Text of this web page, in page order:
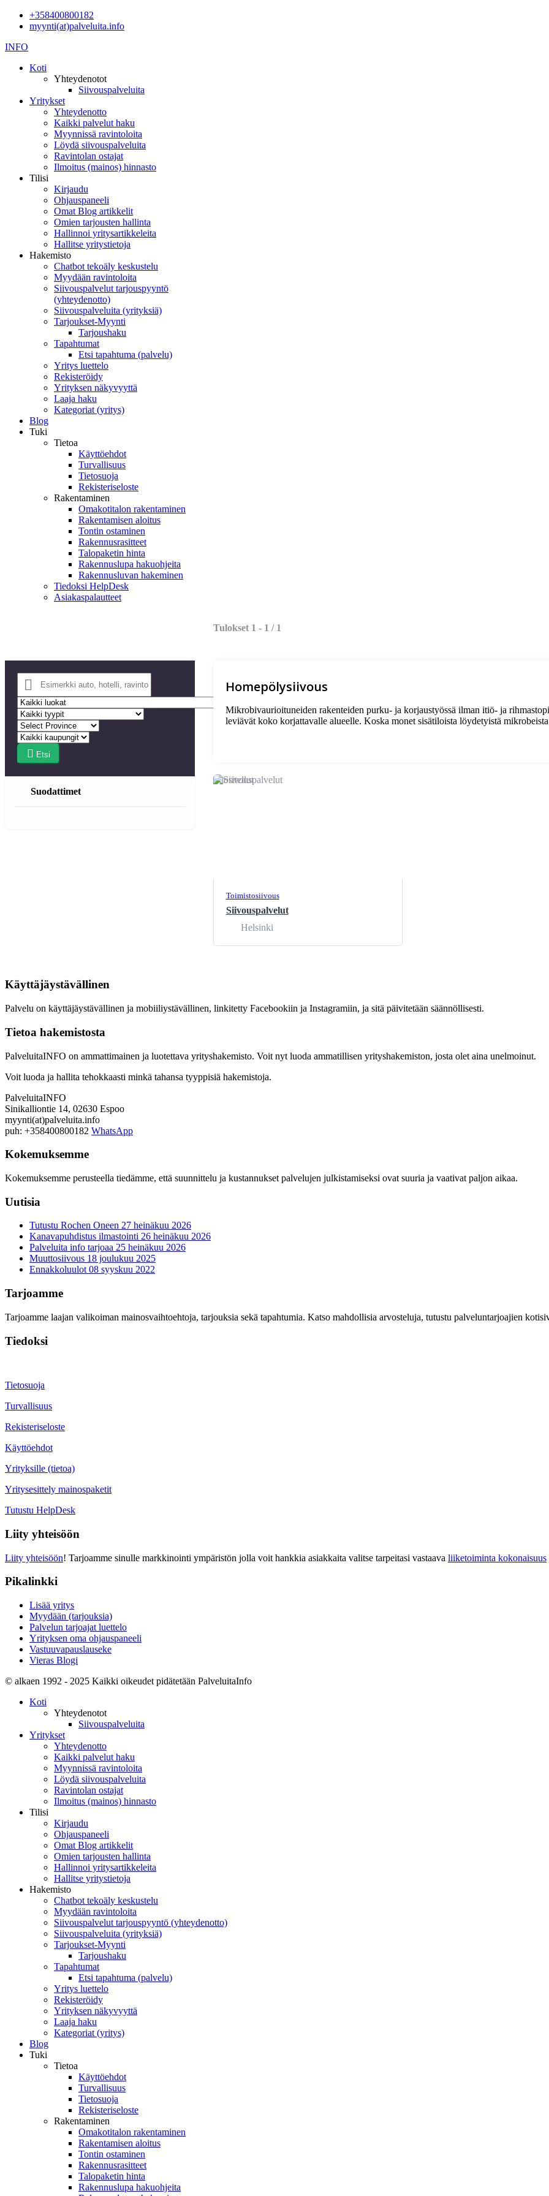
+358400800182
myynti(at)palveluita.info
INFO
Koti
Yhteydenotot
Siivouspalveluita
Yritykset
Yhteydenotto
Kaikki palvelut haku
Myynnissä ravintoloita
Löydä siivouspalveluita
Ravintolan ostajat
Ilmoitus (mainos) hinnasto
Tilisi
Kirjaudu
Ohjauspaneeli
Omat Blog artikkelit
Omien tarjousten hallinta
Hallinnoi yritysartikkeleita
Hallitse yritystietoja
Hakemisto
Chatbot tekoäly keskustelu
Myydään ravintoloita
Siivouspalvelut tarjouspyyntö
(yhteydenotto)
Siivouspalveluita (yrityksiä)
Tarjoukset-Myynti
Tarjoushaku
Tapahtumat
Etsi tapahtuma (palvelu)
Yritys luettelo
Rekisteröidy
Yrityksen näkyvyyttä
Laaja haku
Kategoriat (yritys)
Blog
Tuki
Tietoa
Käyttöehdot
Turvallisuus
Tietosuoja
Rekisteriseloste
Rakentaminen
Omakotitalon rakentaminen
Rakentamisen aloitus
Tontin ostaminen
Rakennusrasitteet
Talopaketin hinta
Rakennuslupa hakuohjeita
Rakennusluvan hakeminen
Tiedoksi HelpDesk
Asiakaspalautteet
Tulokset 1 - 1 / 1
Etsi
Suodattimet
Homepölysiivous
Mikrobivaurioituneiden rakenteiden purku- ja korjaustyössä ilman itiö- ja
leviävät koko korjattavalle alueelle. Koska monet sisätiloista löydetyistä
Suositellut
Toimistosiivous
Siivouspalvelut
Helsinki
Käyttäjäystävällinen
Palvelu on käyttäjäystävällinen ja mobiiliystävällinen, linkitetty Facebookiin ja Instagramiin, ja sitä päivitetään säännöllisesti.
Tietoa hakemistosta
PalveluitaINFO on ammattimainen ja luotettava yrityshakemisto. Voit nyt luoda ammatillisen yrityshakemiston, josta olet aina unelmoinut.
Voit luoda ja hallita tehokkaasti minkä tahansa tyyppisiä hakemistoja.
PalveluitaINFO
Sinikalliontie 14, 02630 Espoo
myynti(at)palveluita.info
puh: +358400800182 WhatsApp
Kokemuksemme
Kokemuksemme perusteella tiedämme, että suunnittelu ja kustannukset palvelujen julkistamiseksi ovat suuria ja vaativat paljon aikaa.
Uutisia
Tutustu Rochen Oneen 27 heinäkuu 2026
Kanavapuhdistus ilmastointi 26 heinäkuu 2026
Palveluita info tarjoaa 25 heinäkuu 2026
Muuttosiivous 18 joulukuu 2025
Ennakkoluulot08 syyskuu 2022
Tarjoamme
Tarjoamme laajan valikoiman mainosvaihtoehtoja, tarjouksia sekä tapahtumia. Katso mahdollisia arvosteluja, tutustu palveluntarjoajien
Tiedoksi
Tietosuoja
Turvallisuus
Rekisteriseloste
Käyttöehdot
Yrityksille (tietoa)
Yritysesittely mainospaketit
Tutustu HelpDesk
Liity yhteisöön
Liity yhteisöön! Tarjoamme sinulle markkinointi ympäristön jolla voit hankkia asiakkaita valitse tarpeitasi vastaava liiketoiminta kokonaisuus
Pikalinkki
Lisää yritys
Myydään (tarjouksia)
Palvelun tarjoajat luettelo
Yrityksen oma ohjauspaneeli
Vastuuvapauslauseke
Vieras Blogi
© alkaen 1992 - 2025 Kaikki oikeudet pidätetään PalveluitaInfo
Koti
Yhteydenotot
Siivouspalveluita
Yritykset
Yhteydenotto
Kaikki palvelut haku
Myynnissä ravintoloita
Löydä siivouspalveluita
Ravintolan ostajat
Ilmoitus (mainos) hinnasto
Tilisi
Kirjaudu
Ohjauspaneeli
Omat Blog artikkelit
Omien tarjousten hallinta
Hallinnoi yritysartikkeleita
Hallitse yritystietoja
Hakemisto
Chatbot tekoäly keskustelu
Myydään ravintoloita
Siivouspalvelut tarjouspyyntö (yhteydenotto)
Siivouspalveluita (yrityksiä)
Tarjoukset-Myynti
Tarjoushaku
Tapahtumat
Etsi tapahtuma (palvelu)
Yritys luettelo
Rekisteröidy
Yrityksen näkyvyyttä
Laaja haku
Kategoriat (yritys)
Blog
Tuki
Tietoa
Käyttöehdot
Turvallisuus
Tietosuoja
Rekisteriseloste
Rakentaminen
Omakotitalon rakentaminen
Rakentamisen aloitus
Tontin ostaminen
Rakennusrasitteet
Talopaketin hinta
Rakennuslupa hakuohjeita